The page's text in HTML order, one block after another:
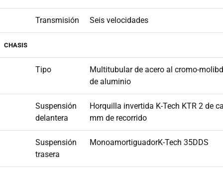
Transmisión Seis velocidades
CHASIS
Tipo
Multitubular de acero al cromo-
de aluminio
Suspensión
delantera
Horquilla invertida K-Tech KTR 2 de
mm de recorrido
Suspensión
trasera
MonoamortiguadorK-Tech 35DDS